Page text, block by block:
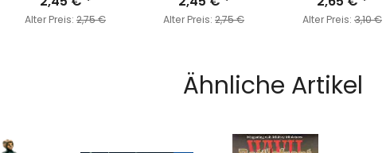
(MC068)
Alter Preis: 2,75 €
(MC075)
Alter Preis: 2,75 €
(MC077)
Alter Preis: 3,10 €
Ähnliche Artikel